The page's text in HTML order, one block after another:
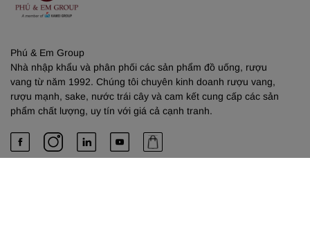
Phú & Em Group
Nhà nhập khẩu và phân phối các sản phẩm đồ uống, rượu
vang từ năm 1992. Chúng tôi chuyên kinh doanh rượu vang,
rượu mạnh, sake, nước trái cây và cam kết cung cấp các sản
phẩm chất lượng, uy tín với giá cả cạnh tranh.